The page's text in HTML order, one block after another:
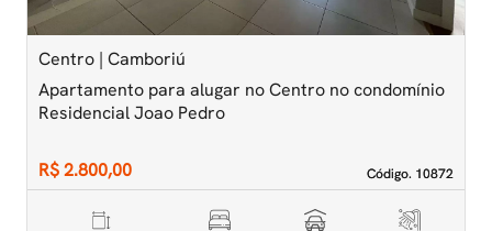
Centro | Camboriú
Código. 10872
Código. 10872
Apartamento para alugar no Centro no condomínio
Residencial Joao Pedro
R$ 2.800,00